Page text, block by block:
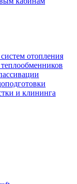
отопления
и клининга